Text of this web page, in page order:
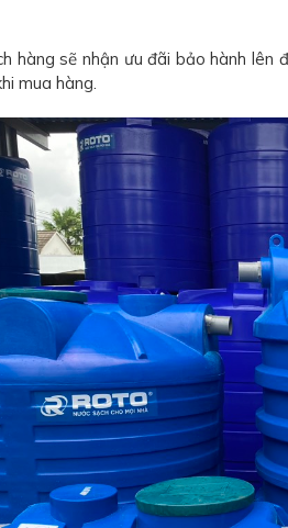
hàng sẽ nhận ưu đãi bảo hành
mua hàng.